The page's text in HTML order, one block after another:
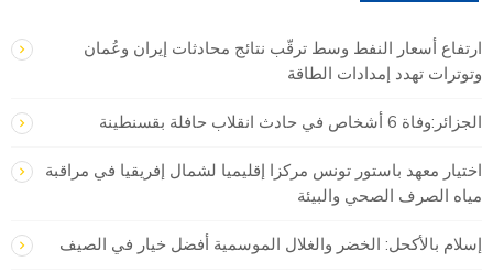
ارتفاع أسعار النفط وسط ترقّب نتائج محادثات إيران وعُمان
وتوترات تهدد إمدادات الطاقة
الجزائر:وفاة 6 أشخاص في حادث انقلاب حافلة بقسنطينة
اختيار معهد باستور تونس مركزا إقليميا لشمال إفريقيا في مراقبة
مياه الصرف الصحي والبيئة
إسلام بالأكحل: الخضر والغلال الموسمية أفضل خيار في الصيف